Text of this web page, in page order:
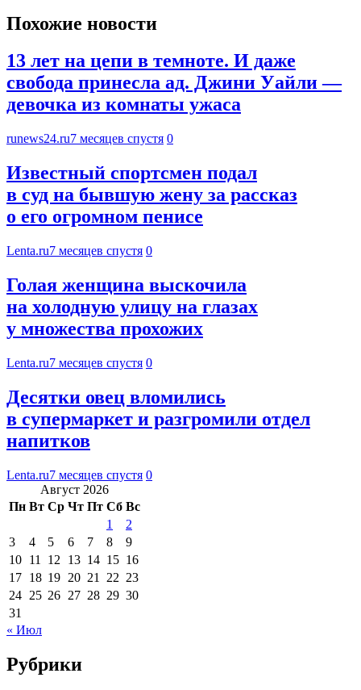
Похожие новости
13 лет на цепи в темноте. И даже
свобода принесла ад. Джини Уайли —
девочка из комнаты ужаса
runews24.ru7 месяцев спустя 0
Известный спортсмен подал
в суд на бывшую жену за рассказ
о его огромном пенисе
Lenta.ru7 месяцев спустя 0
Голая женщина выскочила
на холодную улицу на глазах
у множества прохожих
Lenta.ru7 месяцев спустя 0
Десятки овец вломились
в супермаркет и разгромили отдел
напитков
Lenta.ru7 месяцев спустя 0
Август 2026
Пн Вт Ср Чт Пт Сб Вс
1
2
3
4 5 6 7 8
9
10 11 12 13 14 15 16
17 18 19 20 21 22 23
24 25 26 27 28 29 30
31
« Июл
Рубрики